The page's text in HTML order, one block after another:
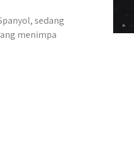
sedang
menimpa